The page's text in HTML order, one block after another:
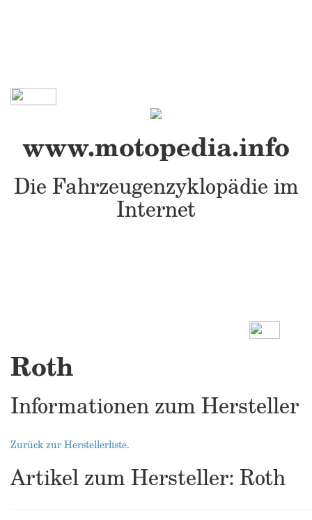
www.motopedia.info
Die Fahrzeugenzyklopädie im
Internet
Roth
Informationen zum Hersteller
Zurück zur Herstellerliste.
Artikel zum Hersteller: Roth